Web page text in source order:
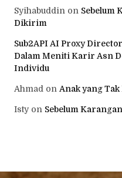
Syihabuddin on Sebelum
Dikirim
Sub2API AI Proxy
Dalam Meniti Karir Asn
Individu
Ahmad on Anak yang
Istyon Sebelum